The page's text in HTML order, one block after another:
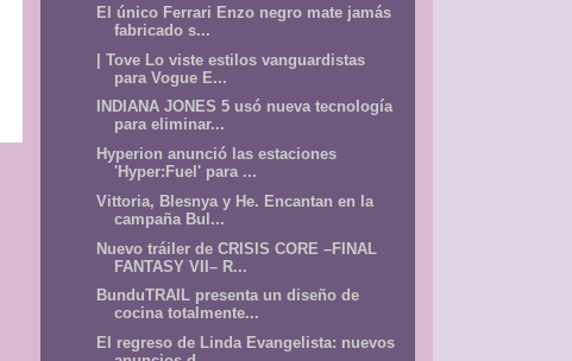
El único Ferrari Enzo negro mate jamás
fabricado s...
| Tove Lo viste estilos vanguardistas
para Vogue E...
INDIANA JONES 5 usó nueva tecnología
para eliminar...
Hyperion anunció las estaciones
'Hyper:Fuel' para ...
Vittoria, Blesnya y He. Encantan en la
campaña Bul...
Nuevo tráiler de CRISIS CORE –FINAL
FANTASY VII– R...
BunduTRAIL presenta un diseño de
cocina totalmente...
El regreso de Linda Evangelista: nuevos